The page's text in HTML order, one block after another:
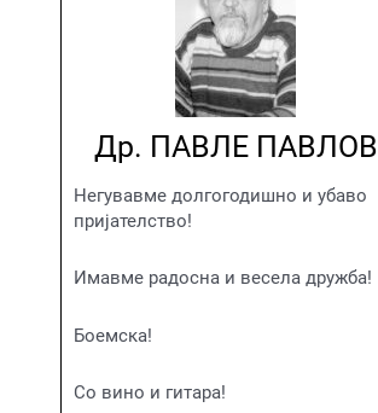
Др. ПАВЛЕ ПАВЛОВ
Негувавме долгогодишно и убаво
пријателство!
Имавме радосна и весела дружба!
Боемска!
Со вино и гитара!